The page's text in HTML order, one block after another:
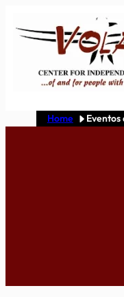
Home Eventos